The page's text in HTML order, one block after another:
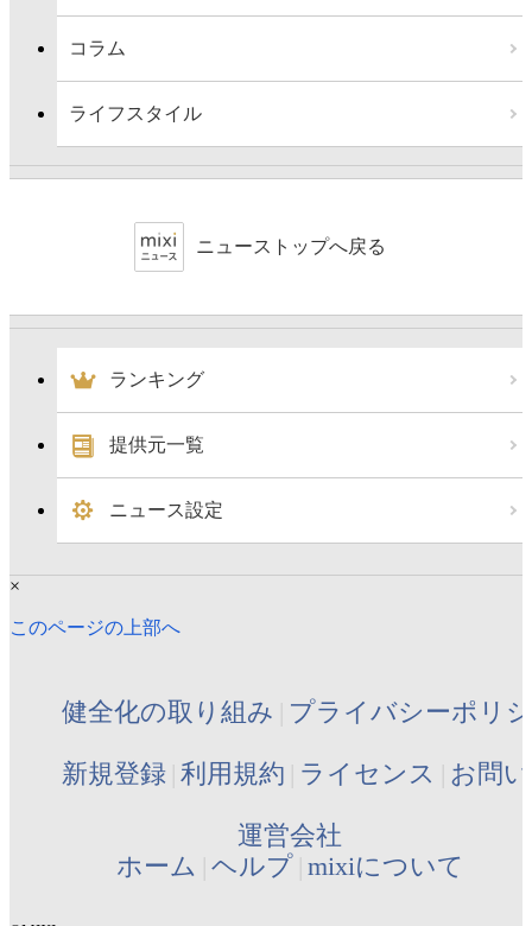
コラム
ライフスタイル
ニューストップへ戻る
ランキング
提供元一覧
ニュース設定
×
このページの上部へ
健全化の取り組み プライバシーポリ
新規登録 利用規約 ライセンス お問
運営会社
ホーム ヘルプ mixiについて